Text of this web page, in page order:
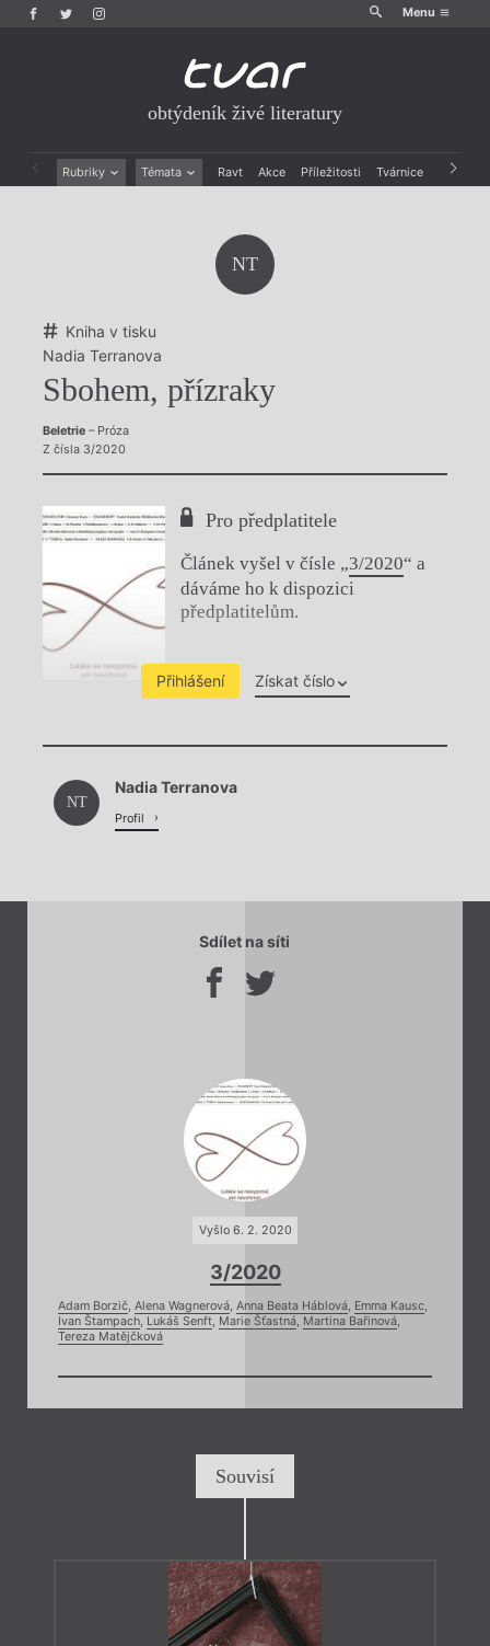
Menu
obtýdeník živé literatury
Rubriky Témata Ravt Akce Příležitosti Tvárnice Archiv
NT
Kniha v tisku
Nadia Terranova
Sbohem, přízraky
Beletrie– Próza
Z čísla 3/2020
Pro předplatitele
Článek vyšel v čísle „3/2020“ a
dáváme ho k dispozici
předplatitelům.
Přihlášení Získat číslo
Chviličku.
Načítá se.
NT
Nadia Terranova
Profil
Sdílet na síti
Vyšlo 6. 2. 2020
3/2020
Adam Borzič, Alena Wagnerová, Anna Beata Háblová, Emma Kausc,
Ivan Štampach, Lukáš Senft, Marie Šťastná, Martina Bařinová,
Tereza Matějčková
Souvisí